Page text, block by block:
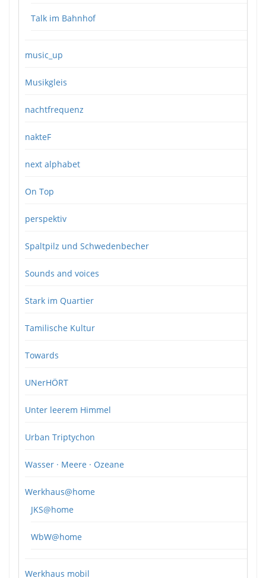
Talk im Bahnhof
music_up
Musikgleis
nachtfrequenz
nakteF
next alphabet
On Top
perspektiv
Spaltpilz und Schwedenbecher
Sounds and voices
Stark im Quartier
Tamilische Kultur
Towards
UNerHÖRT
Unter leerem Himmel
Urban Triptychon
Wasser · Meere · Ozeane
Werkhaus@home
JKS@home
WbW@home
Werkhaus mobil